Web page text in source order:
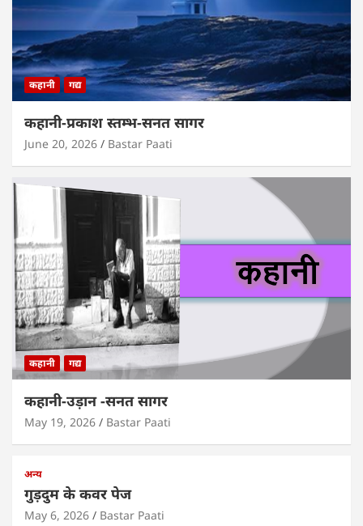
कहानी गद्य
कहानी-प्रकाश स्तम्भ-सनत सागर
June 20, 2026 Bastar Paati
कहानी गद्य
कहानी-उड़ान -सनत सागर
May 19, 2026 Bastar Paati
अन्य
गुड़दुम के कवर पेज
May 6, 2026 Bastar Paati